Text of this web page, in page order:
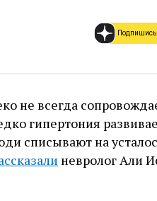
не всегда
гипертония
списывают на
невролог Али